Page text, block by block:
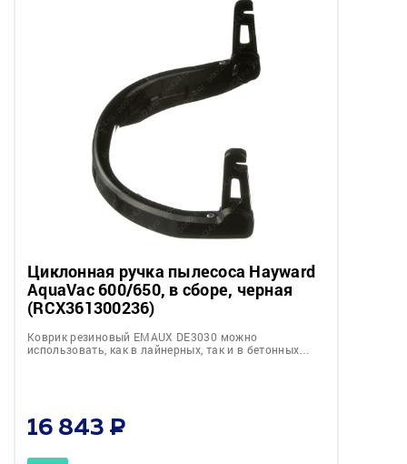
Циклонная ручка пылесоса Hayward
AquaVac 600/650, в сборе, черная
(RCX361300236)
Коврик резиновый EMAUX DE3030 можно
использовать, как в лайнерных, так и в бетонных…
16 843